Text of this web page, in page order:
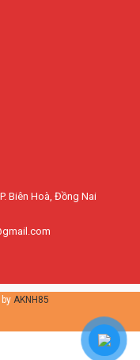
Biên Hoà, Đồng Nai
AKNH85